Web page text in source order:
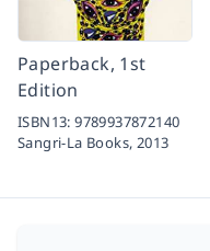
Paperback, 1st
Edition
ISBN13:9789937872140
Sangri-La Books, 2013